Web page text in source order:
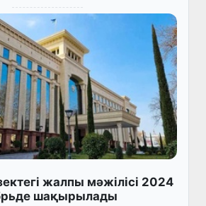
жалпы мәжілісі 2024
шақырылады